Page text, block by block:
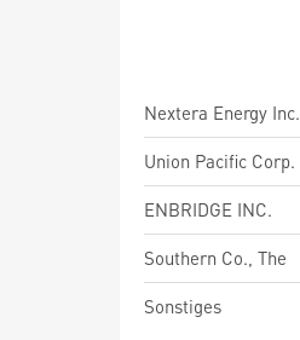
Nextera Energy Inc.
Union Pacific Corp.
ENBRIDGE INC.
Southern Co., The
Sonstiges